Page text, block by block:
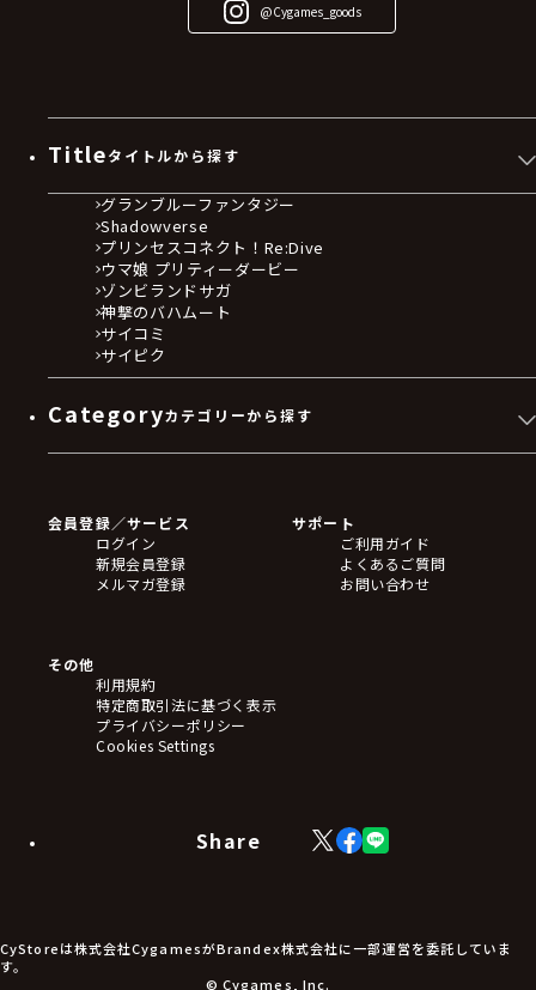
@Cygames_goods
Titleタイトルから探す
グランブルーファンタジー
Shadowverse
プリンセスコネクト！Re:Dive
ウマ娘 プリティーダービー
ゾンビランドサガ
神撃のバハムート
サイコミ
サイピク
Categoryカテゴリーから探す
フィギュア
アクリルスタンド
バッジ
キーホルダー・ストラップ
ステッカー・シール・カード
タペストリー・ポスター
アームサポーター
ブレードホルダー
食品・飲料品
アパレル小物
アクセサリー
会員登録／サービス
ログイン
新規会員登録
メルマガ登録
サポート
ご利用ガイド
よくあるご質問
お問い合わせ
その他
利用規約
特定商取引法に基づく表示
プライバシーポリシー
Cookies Settings
Share
X
(Twitter)
Facebook
LINE
CyStoreは株式会社CygamesがBrandex株式会社に一部運営を委託していま
す。
© Cygames, Inc.